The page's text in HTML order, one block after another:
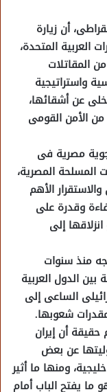
أن زيارة
العربية المتحدة،
المقاتلات
واستراتيجية
عن أشقائها،
من الأمن القومى
مصرية فى
المسلحة المصرية،
الأهم
وقدرة على
إلى
منذ سنوات
الدول العربية
الساعى إلى
شعوبها.
أن إيران
عن بعض
ومنها ما أثير
ما يفتح الباب أمام